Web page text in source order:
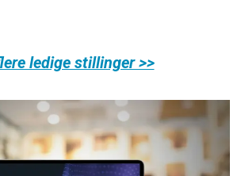
ledige stillinger >>